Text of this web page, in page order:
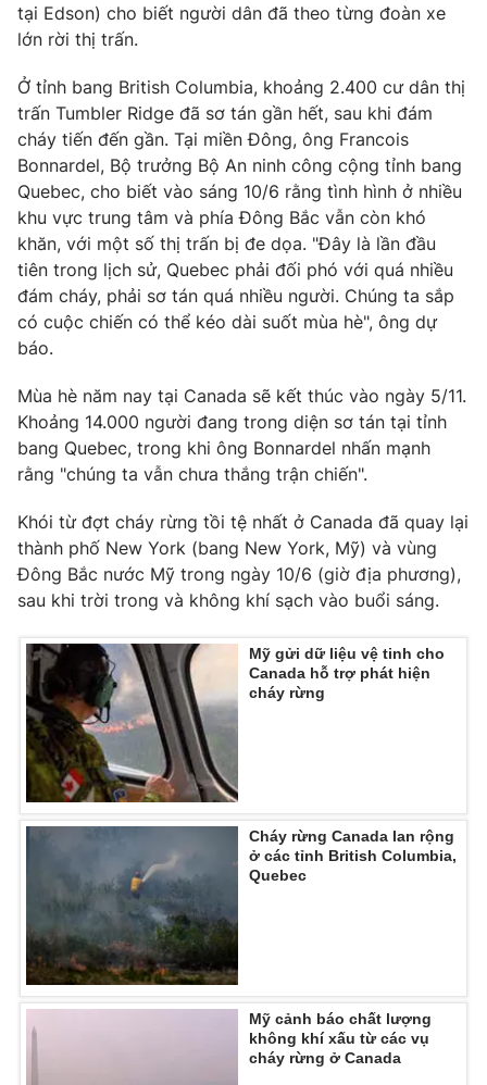
VTV9
Liên hệ tòa soạn English
THỜI BÁO VTV
Theo dõi báo trên
Đài Truyền hình Việt Nam
Cơ quan báo chí:
Thời báo VTV
Giấy phép hoạt động báo in và báo điện tử số 483/GP-BTTTT
cấp ngày 29/12/2023
Phó Tổng Biên tập: Nguyễn Thị Mỹ Hạnh, Phạm Quốc Thắng,
Nguyễn Trọng Ninh
Tổng đài VTV:024.38 355 931 - 024.38 355 932
Ðiện thoại Thời báo VTV:024.66 897 897
Email:toasoan@vtv.vn
Liên hệ quảng cáo:024-7300.7108
® Cấm sao chép dưới mọi hình thức nếu không có sự chấp
thuận bằng văn bản. Ghi rõ nguồn VTV.vn khi phát hành lại
tại Edson) cho biết người dân đã theo từng đoàn xe
lớn rời thị trấn.
Ở tỉnh bang British Columbia, khoảng 2.400 cư dân thị
trấn Tumbler Ridge đã sơ tán gần hết, sau khi đám
cháy tiến đến gần. Tại miền Đông, ông Francois
Bonnardel, Bộ trưởng Bộ An ninh công cộng tỉnh bang
Quebec, cho biết vào sáng 10/6 rằng tình hình ở nhiều
khu vực trung tâm và phía Đông Bắc vẫn còn khó
khăn, với một số thị trấn bị đe dọa. "Đây là lần đầu
tiên trong lịch sử, Quebec phải đối phó với quá nhiều
đám cháy, phải sơ tán quá nhiều người. Chúng ta sắp
có cuộc chiến có thể kéo dài suốt mùa hè", ông dự
báo.
Mùa hè năm nay tại Canada sẽ kết thúc vào ngày 5/11.
Khoảng 14.000 người đang trong diện sơ tán tại tỉnh
bang Quebec, trong khi ông Bonnardel nhấn mạnh
rằng "chúng ta vẫn chưa thắng trận chiến".
Khói từ đợt cháy rừng tồi tệ nhất ở Canada đã quay lại
thành phố New York (bang New York, Mỹ) và vùng
Đông Bắc nước Mỹ trong ngày 10/6 (giờ địa phương),
sau khi trời trong và không khí sạch vào buổi sáng.
Mỹ gửi dữ liệu vệ tinh cho
Canada hỗ trợ phát hiện
cháy rừng
Cháy rừng Canada lan rộng
ở các tỉnh British Columbia,
Quebec
Mỹ cảnh báo chất lượng
không khí xấu từ các vụ
cháy rừng ở Canada